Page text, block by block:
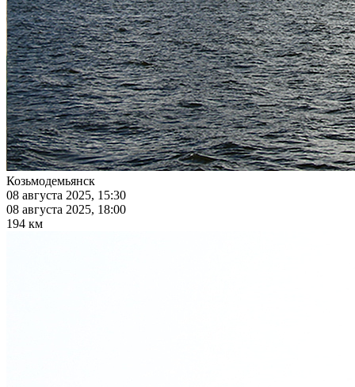
Козьмодемьянск
08 августа 2025, 15:30
08 августа 2025, 18:00
194 км